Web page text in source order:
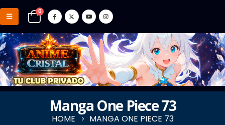
0
Manga One Piece 73
HOME MANGA ONE PIECE 73